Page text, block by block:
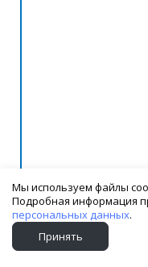
Мы используем файлы
Подробная информация
персональных данных.
Принять